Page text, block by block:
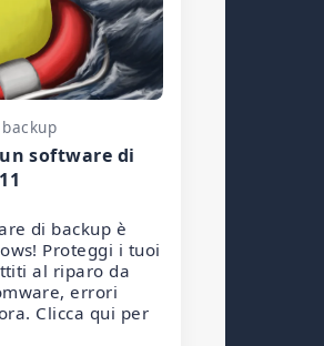
software di
di backup è
Proteggi i tuoi
al riparo da
errori
Clicca qui per